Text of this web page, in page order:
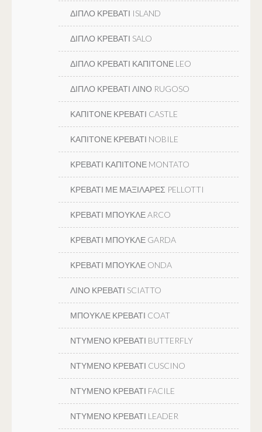
ΔΙΠΛΟ ΚΡΕΒΑΤΙ ISLAND
ΔΙΠΛΟ ΚΡΕΒΑΤΙ SALO
ΔΙΠΛΟ ΚΡΕΒΑΤΙ ΚΑΠΙΤΟΝΕ LEO
ΔΙΠΛΟ ΚΡΕΒΑΤΙ ΛΙΝΟ RUGOSO
ΚΑΠΙΤΟΝΕ ΚΡΕΒΑΤΙ CASTLE
ΚΑΠΙΤΟΝΕ ΚΡΕΒΑΤΙ NOBILE
ΚΡΕΒΑΤΙ ΚΑΠΙΤΟΝΕ MONTATO
ΚΡΕΒΑΤΙ ΜΕ ΜΑΞΙΛΑΡΕΣ PELLOTTI
ΚΡΕΒΑΤΙ ΜΠΟΥΚΛΕ ARCO
ΚΡΕΒΑΤΙ ΜΠΟΥΚΛΕ GARDA
ΚΡΕΒΑΤΙ ΜΠΟΥΚΛΕ ONDA
ΛΙΝΟ ΚΡΕΒΑΤΙ SCIATTO
ΜΠΟΥΚΛΕ ΚΡΕΒΑΤΙ COAT
ΝΤΥΜΕΝΟ ΚΡΕΒΑΤΙ BUTTERFLY
ΝΤΥΜΕΝΟ ΚΡΕΒΑΤΙ CUSCINO
ΝΤΥΜΕΝΟ ΚΡΕΒΑΤΙ FACILE
ΝΤΥΜΕΝΟ ΚΡΕΒΑΤΙ LEADER